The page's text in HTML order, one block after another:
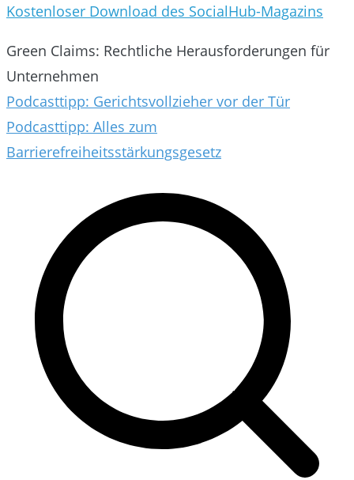
Kostenloser Download des SocialHub-Magazins
Green Claims: Rechtliche Herausforderungen für
Unternehmen
Beitragsnavigation
Podcasttipp: Gerichtsvollzieher vor der Tür
Podcasttipp: Alles zum
Barrierefreiheitsstärkungsgesetz